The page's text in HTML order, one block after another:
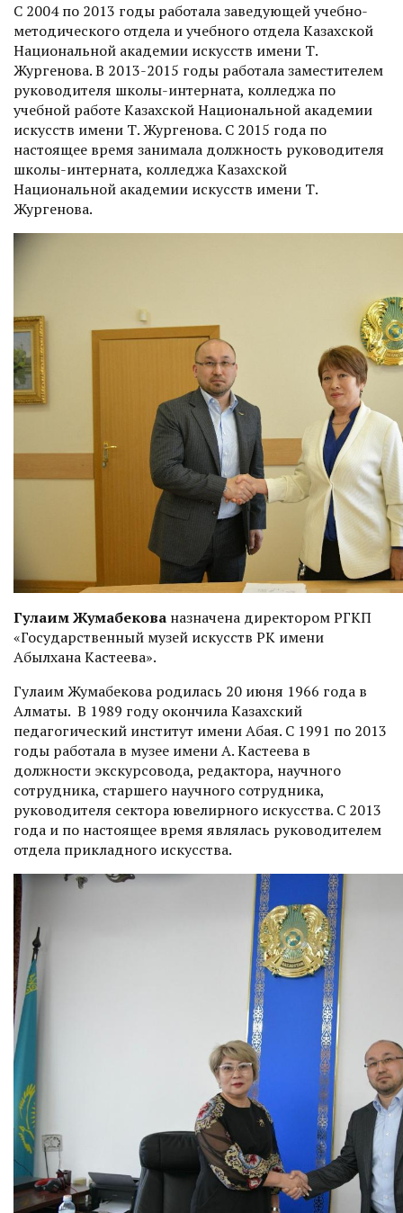
С 2004 по 2013 годы работала заведующей учебно-
методического отдела и учебного отдела Казахской
Национальной академии искусств имени Т.
Жургенова. В 2013-2015 годы работала заместителем
руководителя школы-интерната, колледжа по
учебной работе Казахской Национальной академии
искусств имени Т. Жургенова. С 2015 года по
настоящее время занимала должность руководителя
школы-интерната, колледжа Казахской
Национальной академии искусств имени Т.
Жургенова.
Гулаим Жумабекова назначена директором РГКП
«Государственный музей искусств РК имени
Абылхана Кастеева».
Гулаим Жумабекова родилась 20 июня 1966 года в
Алматы. В 1989 году окончила Казахский
педагогический институт имени Абая. С 1991 по 2013
годы работала в музее имени А. Кастеева в
должности экскурсовода, редактора, научного
сотрудника, старшего научного сотрудника,
руководителя сектора ювелирного искусства. С 2013
года и по настоящее время являлась руководителем
отдела прикладного искусства.